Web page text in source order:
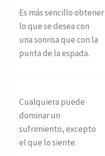
Es más sencillo obtener
lo que se desea con
una sonrisa que con la
punta de la espada.
Cualquiera puede
dominar un
sufrimiento, excepto
el que lo siente.